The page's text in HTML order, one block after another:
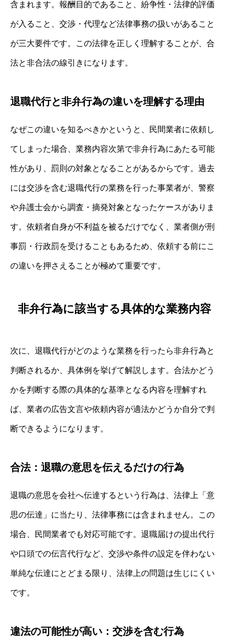
含まれます。報酬目的であること、紛争性・法律的評価
が入ること、交渉・代理など法律事務の扱いがあること
が三大要件です。この法律を正しく理解することが、合
法と非合法の線引きになります。
退職代行と非弁行為の違いを理解する理由
なぜこの違いを知るべきかというと、民間業者に依頼し
てしまった場合、業務内容次第で非弁行為にあたる可能
性があり、罰則の対象となることがあるからです。過去
には交渉を含む退職代行の業務を行った事業者が、警察
や弁護士会から調査・摘発対象となったケースがありま
す。依頼者自身が不利益を被るだけでなく、業者側が刑
事罰・行政罰を受けることもあるため、依頼する前にこ
の違いを押さえることが極めて重要です。
非弁行為に該当する具体的な業務内容
次に、退職代行がどのような業務を行ったら非弁行為と
判断されるか、具体例を挙げて解説します。合法かどう
かを判断する際の具体的な基準となる内容を理解すれ
ば、業者の広告文言や依頼内容が適法かどうか自分で判
断できるようになります。
合法：退職の意思を伝えるだけの行為
退職の意思を会社へ伝達するという行為は、法律上「意
思の伝達」に当たり、法律事務には含まれません。この
場合、民間業者でも対応可能です。退職届けの提出代行
や口頭での伝言代行など、交渉や条件の設定を伴わない
単純な伝達にとどまる限り、法律上の問題は生じにくい
です。
違法の可能性が高い：交渉を含む行為